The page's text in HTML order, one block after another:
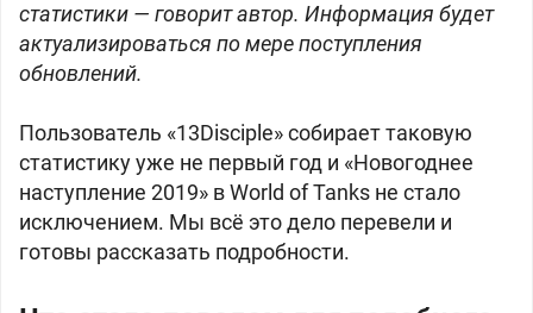
статистики — говорит автор. Информация будет
актуализироваться по мере поступления
обновлений.
Пользователь «13Disciple» собирает таковую
статистику уже не первый год и «Новогоднее
наступление 2019» в World of Tanks не стало
исключением. Мы всё это дело перевели и
готовы рассказать подробности.